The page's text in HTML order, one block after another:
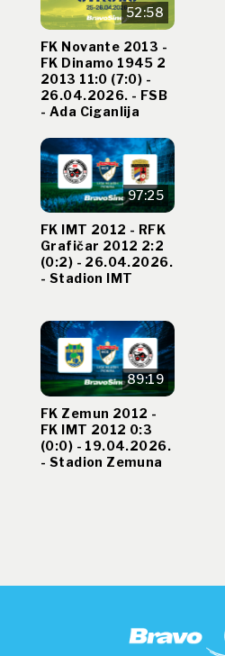
52:58
FK Novante 2013 -
FK Dinamo 1945 2
2013 11:0 (7:0) -
26.04.2026. - FSB
- Ada Ciganlija
97:25
FK IMT 2012 - RFK
Grafičar 2012 2:2
(0:2) - 26.04.2026.
- Stadion IMT
89:19
FK Zemun 2012 -
FK IMT 2012 0:3
(0:0) - 19.04.2026.
- Stadion Zemuna